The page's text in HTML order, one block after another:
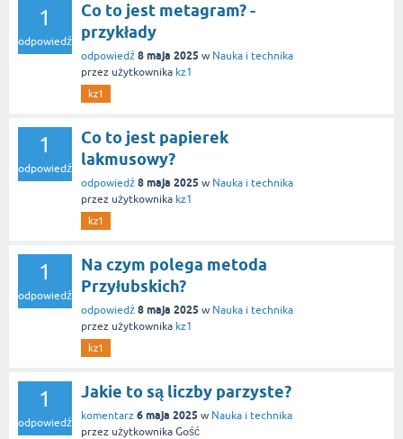
1
odpowiedź
Co to jest metagram? -
przykłady
odpowiedź 8 maja 2025 w Nauka i technika
przez użytkownika kz1
kz1
1
odpowiedź
Co to jest papierek
lakmusowy?
odpowiedź 8 maja 2025 w Nauka i technika
przez użytkownika kz1
kz1
1
odpowiedź
Na czym polega metoda
Przyłubskich?
odpowiedź 8 maja 2025 w Nauka i technika
przez użytkownika kz1
kz1
1
odpowiedź
Jakie to są liczby parzyste?
komentarz 6 maja 2025 w Nauka i technika
przez użytkownika Gość